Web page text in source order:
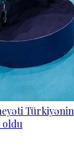
oldu